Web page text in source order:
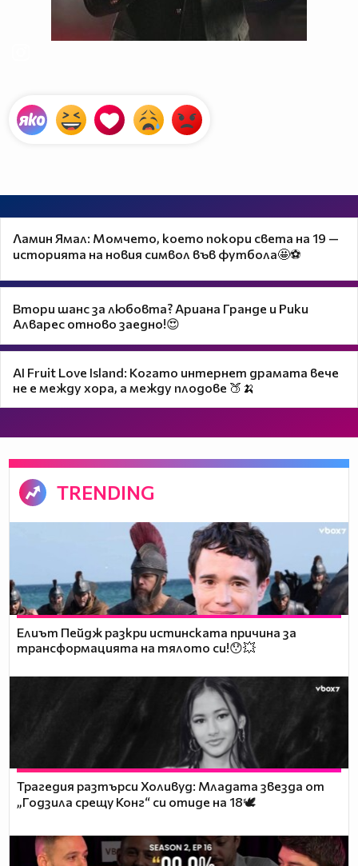
Ламин Ямал: Момчето, което покори света на 19 —
историята на новия символ във футбола🤩⚽
Втори шанс за любовта? Ариана Гранде и Рики
Алварес отново заедно!😍
AI Fruit Love Island: Когато интернет драмата вече
не е между хора, а между плодове 🍑🍌
TRENDING
Елиът Пейдж разкри истинската причина за
трансформацията на тялото си!😯💥
Трагедия разтърси Холивуд: Младата звезда от
„Годзила срещу Конг“ си отиде на 18🕊️